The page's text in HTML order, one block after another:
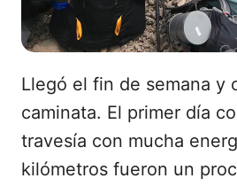
Llegó el fin de semana y
caminata. El primer día
travesía con mucha
kilómetros fueron un